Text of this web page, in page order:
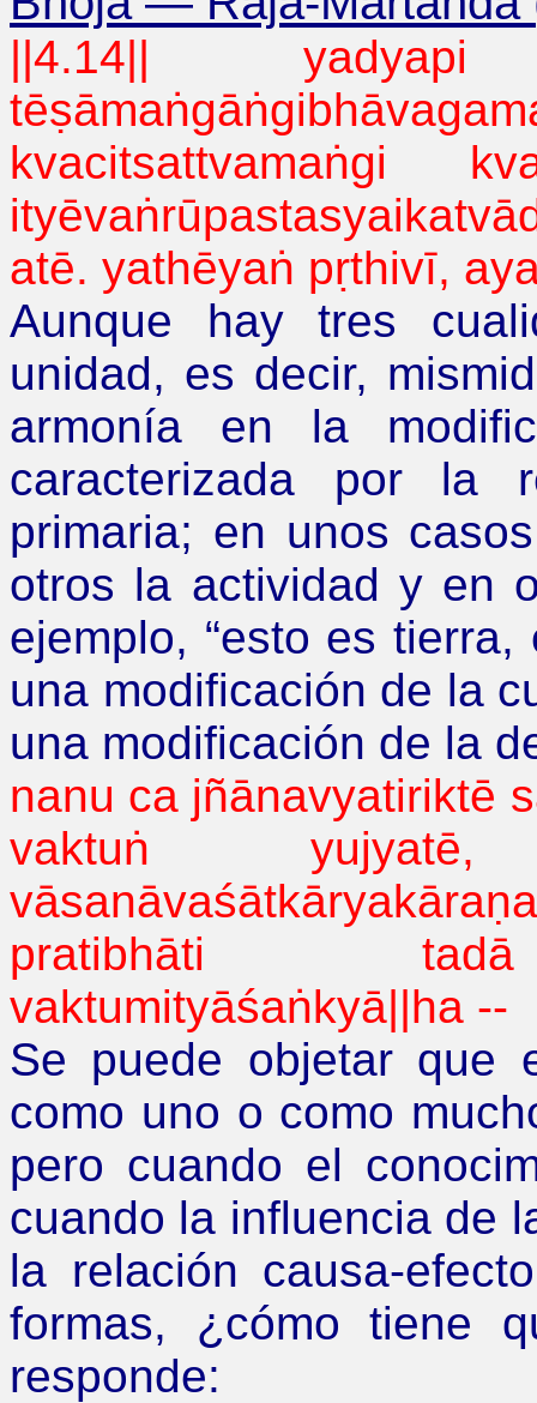
||4.14|| yadyapi
kvacitsattvamaṅgi
atē. yathēyaṅ pṛthivī,
Aunque hay tres
unidad, es decir,
armonía en la
caracterizada por la
primaria; en unos
otros la actividad y en
ejemplo, “esto es tierra,
una modificación de la
una modificación de la
nanu ca jñānavyatiriktē
vaktuṅ
yujyatē,
pratibhāti
vaktumityāśaṅkyā||ha --
Se puede objetar que
como uno o como
pero cuando el
cuando la influencia de
la relación causa-
formas, ¿ cómo tiene
responde: